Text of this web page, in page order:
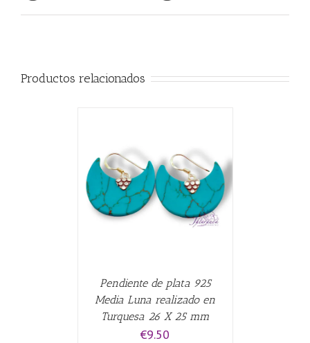
Productos relacionados
Pendiente de plata 925
Media Luna realizado en
Turquesa 26 X 25 mm
€9.50